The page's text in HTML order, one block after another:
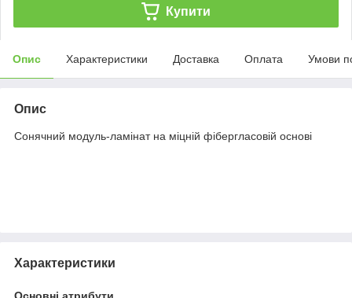
Купити
Опис Характеристики Доставка Оплата Умови
Опис
Сонячний модуль-ламінат на міцній фібергласовій основі
Характеристики
Основні атрибути